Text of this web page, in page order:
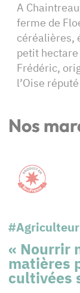
A
ferme de
céréalières,
petit
Frédéric,
l’Oise
Nos
#Agriculteur
« Nourrir
matières
cultivées